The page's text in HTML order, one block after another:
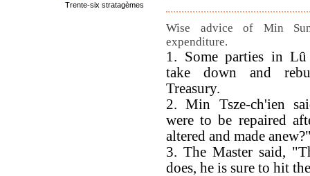
Wise advice of Min
expenditure.
1. Some parties in
take down and
Treasury.
2. Min Tsze-ch'ien
were to be repaired
altered and made
3. The Master said,
does, he is sure to hit
Trente-six stratagèmes